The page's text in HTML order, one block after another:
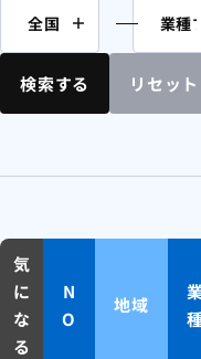
検索する リセット
気
に
な
る
N
O
地域